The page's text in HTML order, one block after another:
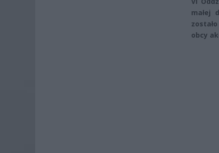
małej
obcy